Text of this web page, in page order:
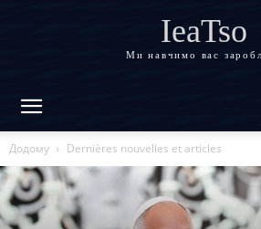
IeaTso
Ми навчимо вас
Додому Dernières nouvelles et articles